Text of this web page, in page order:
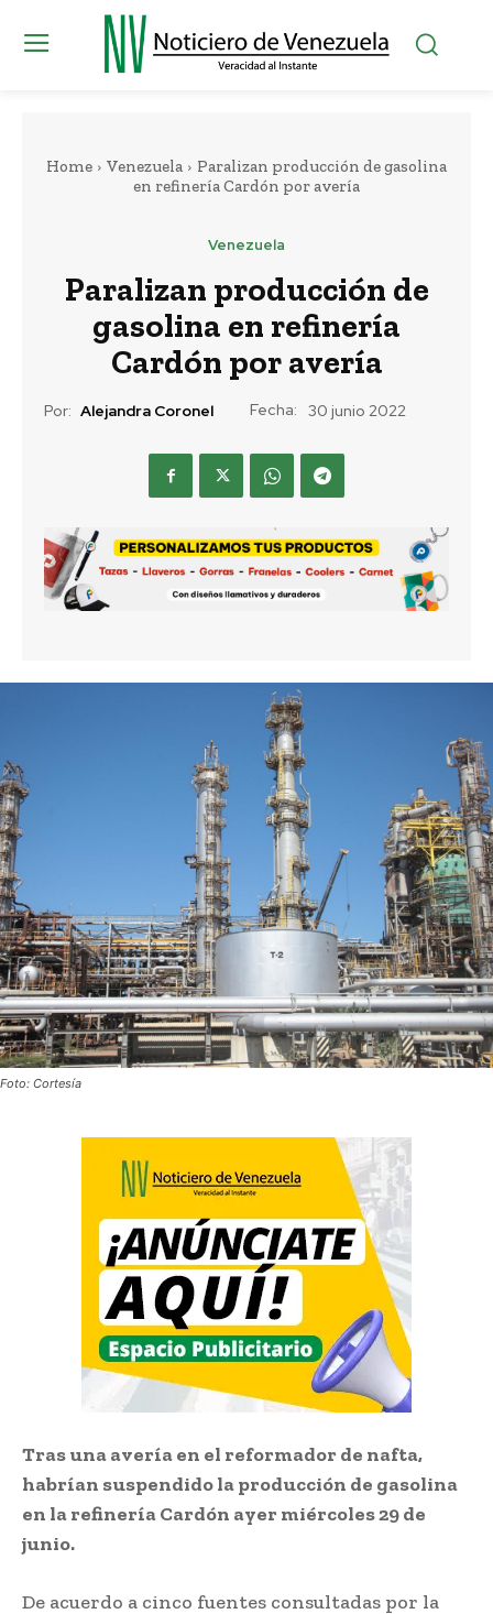
Home Venezuela
Paralizan producción de gasolina
en refinería Cardón por avería
Venezuela
Paralizan producción de
gasolina en refinería
Cardón por avería
Por: Alejandra Coronel Fecha: 30 junio 2022
Foto: Cortesía
Tras una avería en el reformador de nafta,
habrían suspendido la producción de gasolina
en la refinería Cardón ayer miércoles 29 de
junio.
De acuerdo a cinco fuentes consultadas por la